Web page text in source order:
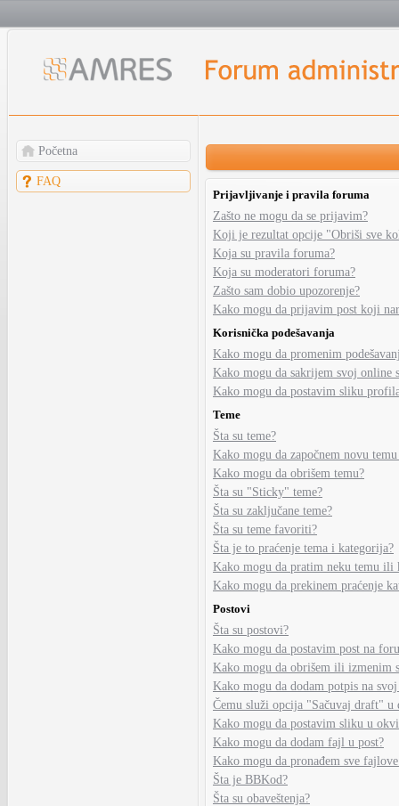
Početna
FAQ
Prijavljivanje i pravila foruma
Zašto ne mogu da se prijavim?
Koji je rezultat opcije "Obriši sve
Koja su pravila foruma?
Koja su moderatori foruma?
Zašto sam dobio upozorenje?
Kako mogu da prijavim post koji
Korisnička podešavanja
Kako mogu da promenim
Kako mogu da sakrijem svoj online
Kako mogu da postavim sliku
Teme
Šta su teme?
Kako mogu da započnem novu
Kako mogu da obrišem temu?
Šta su "Sticky" teme?
Šta su zaključane teme?
Šta su teme favoriti?
Šta je to praćenje tema i kategorija?
Kako mogu da pratim neku temu ili
Kako mogu da prekinem praćenje
Postovi
Šta su postovi?
Kako mogu da postavim post na
Kako mogu da obrišem ili izmenim
Kako mogu da dodam potpis na svoj
Čemu služi opcija "Sačuvaj draft" u
Kako mogu da postavim sliku u
Kako mogu da dodam fajl u post?
Kako mogu da pronađem sve
Šta je BBKod?
Šta su obaveštenja?